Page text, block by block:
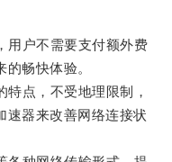
户不需要支付额外费
畅快体验。
点，不受地理限制，
速器来改善网络连接状